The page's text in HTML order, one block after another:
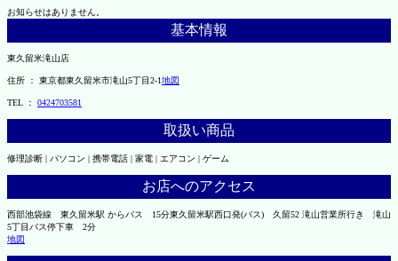
お知らせはありません。
基本情報
東久留米滝山店
住所 ： 東京都東久留米市滝山5丁目2-1地図
TEL ： 0424703581
取扱い商品
修理診断 | パソコン | 携帯電話 | 家電 | エアコン | ゲーム
お店へのアクセス
西部池袋線 東久留米駅 からバス 15分東久留米駅西口発(バス) 久留52 滝山営業所行き 滝山
5丁目バス停下車 2分
地図